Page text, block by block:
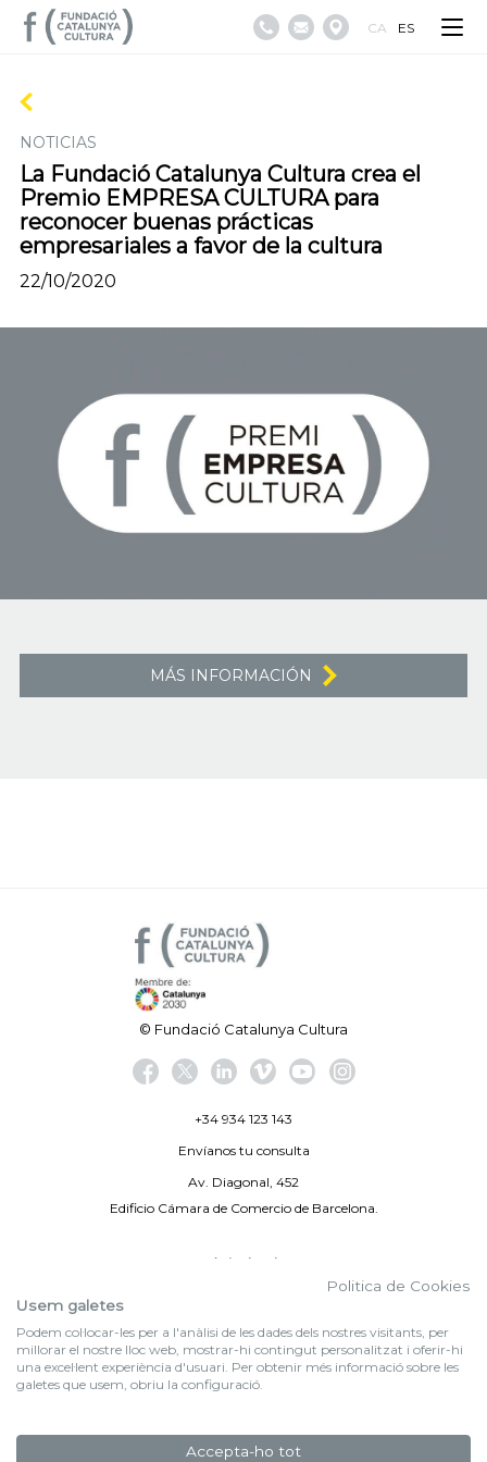
CA ES
NOTICIAS
La Fundació Catalunya Cultura crea el
Premio EMPRESA CULTURA para
reconocer buenas prácticas
empresariales a favor de la cultura
22/10/2020
MÁS INFORMACIÓN
© Fundació Catalunya Cultura
+34 934 123 143
Envíanos tu consulta
Av. Diagonal, 452
Edificio Cámara de Comercio de Barcelona.
Aviso legal
By 100X100NET
f (NEWSLETTER)
Politica de Cookies
Usem galetes
Podem col·locar-les per a l'anàlisi de les dades dels nostres visitants, per
millorar el nostre lloc web, mostrar-hi contingut personalitzat i oferir-hi
una excel·lent experiència d'usuari. Per obtenir més informació sobre les
galetes que usem, obriu la configuració.
Accepta-ho tot